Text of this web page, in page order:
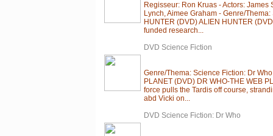
Regisseur: Ron Kruas - Actors: James
Lynch, Aimee Graham - Genre/
HUNTER (DVD) ALIEN HUNTER
funded research...
DVD Science Fiction
Genre/Thema: Science Fiction: Dr
PLANET (DVD) DR WHO-THE WEB
force pulls the Tardis off course,
abd Vicki on...
DVD Science Fiction: Dr Who